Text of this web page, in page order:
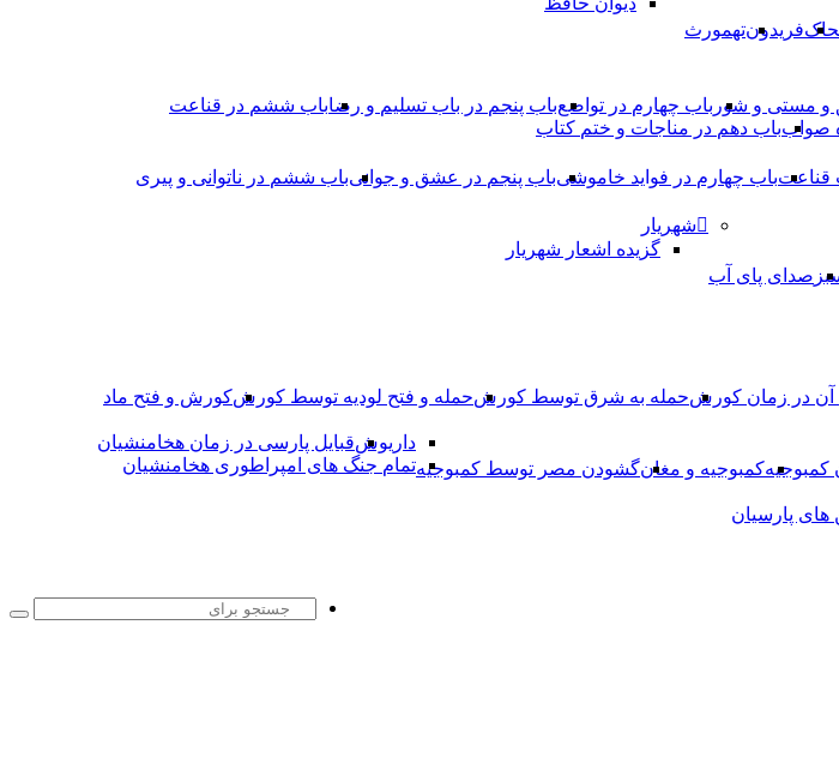
فریدونتهمورث
مستی و شور باب چهارم در تواضعباب پنجم در باب تسلیم و رضاباب ششم در قناعت
صوابباب دهم در مناجات و ختم کتاب
قناعتباب چهارم در فواید خاموشىباب پنجم در عشق و جوانىباب ششم در ناتوانى و پیرى
صدای پای آب
شهریار
گزیده اشعار شهریار
آن در زمان کورشحمله به شرق توسط کورشحمله و فتح لودیه توسط کورشکورش و فتح ماد
کمبوجیه و مغانگشودن مصر توسط کمبوجیه
داریوشقبایل پارسی در زمان هخامنشیان
تمام جنگ های امپراطوری هخامنشیان
پارسیان